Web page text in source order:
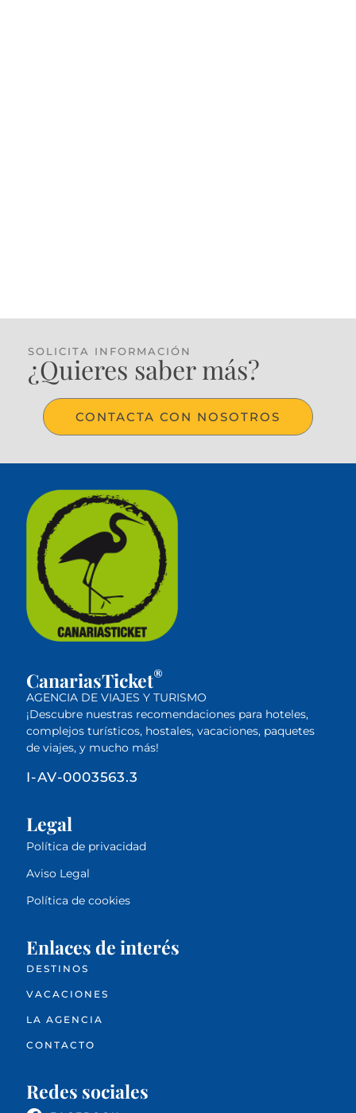
SOLICITA INFORMACIÓN
¿Quieres saber más?
CONTACTA CON NOSOTROS
CanariasTicket®
AGENCIA DE VIAJES Y TURISMO
¡Descubre nuestras recomendaciones para hoteles,
complejos turísticos, hostales, vacaciones, paquetes
de viajes, y mucho más!
I-AV-0003563.3
Legal
Política de privacidad
Aviso Legal
Política de cookies
Enlaces de interés
DESTINOS
VACACIONES
LA AGENCIA
CONTACTO
Redes sociales